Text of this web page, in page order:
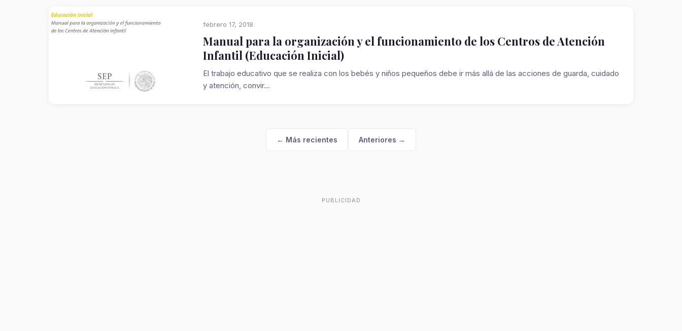
febrero 17, 2018
Manual para la organización y el funcionamiento de los Centros de Atención
Infantil (Educación Inicial)
El trabajo educativo que se realiza con los bebés y niños pequeños debe ir más allá de las acciones de guarda, cuidado
y atención, convir...
← Más recientes Anteriores →
PUBLICIDAD